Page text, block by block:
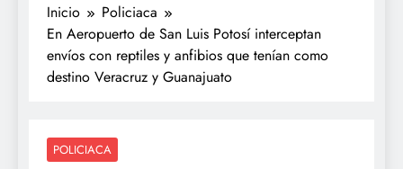
Inicio
Policiaca
En Aeropuerto de San Luis Potosí interceptan
envíos con reptiles y anfibios que tenían como
destino Veracruz y Guanajuato
POLICIACA